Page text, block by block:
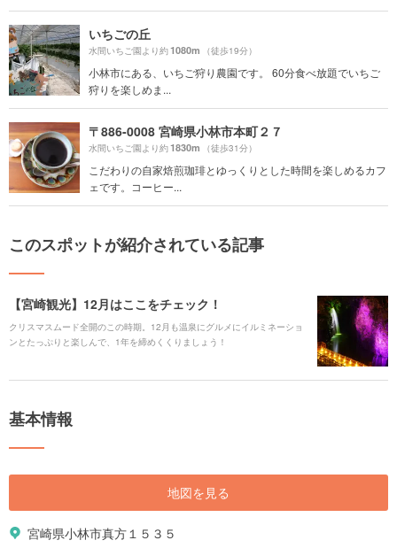
いちごの丘
水間いちご園より約1080m （徒歩19分）
小林市にある、いちご狩り農園です。 60分食べ放題でいちご
狩りを楽しめま...
〒886-0008 宮崎県小林市本町２７
水間いちご園より約1830m （徒歩31分）
こだわりの自家焙煎珈琲とゆっくりとした時間を楽しめるカフ
ェです。コーヒー...
このスポットが紹介されている記事
【宮崎観光】12月はここをチェック！
クリスマスムード全開のこの時期。12月も温泉にグルメにイルミネーショ
ンとたっぷりと楽しんで、1年を締めくくりましょう！
基本情報
地図を見る
宮崎県小林市真方１５３５